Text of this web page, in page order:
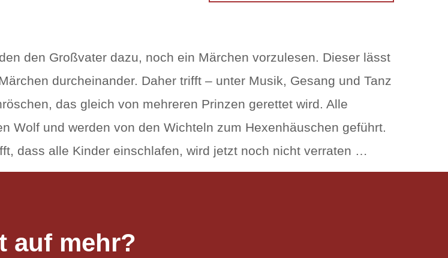
den Großvater dazu, noch ein Märchen vorzulesen. Dieser lässt
durcheinander. Daher trifft – unter Musik, Gesang und Tanz
das gleich von mehreren Prinzen gerettet wird. Alle
Wolf und werden von den Wichteln zum Hexenhäuschen geführt.
dass alle Kinder einschlafen, wird jetzt noch nicht verraten …
auf mehr?